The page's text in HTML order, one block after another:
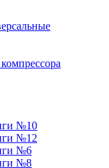
№10
№12
№6
№8